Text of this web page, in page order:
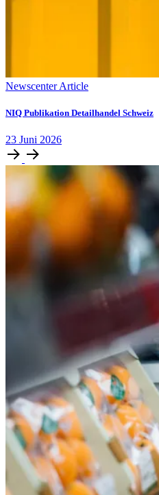
Newscenter Article
NIQ Publikation Detailhandel Schweiz
23 Juni 2026